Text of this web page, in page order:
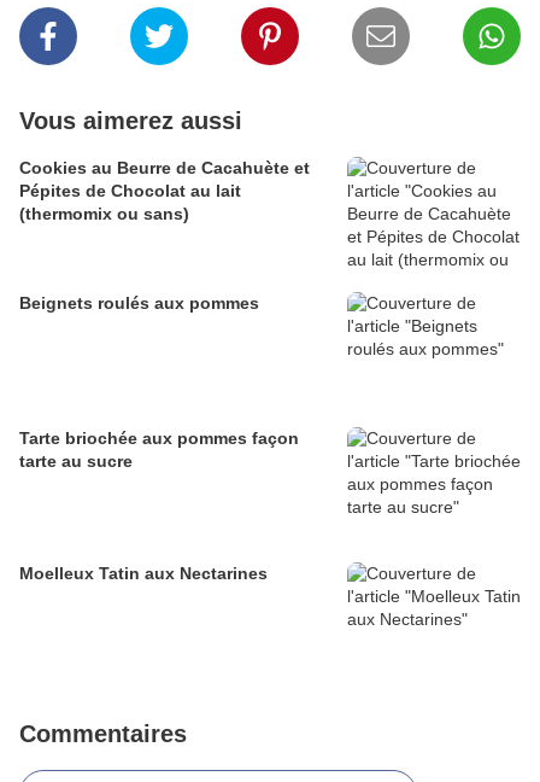
Vous aimerez aussi
Cookies au Beurre de Cacahuète et
Pépites de Chocolat au lait
(thermomix ou sans)
Beignets roulés aux pommes
Tarte briochée aux pommes façon
tarte au sucre
Moelleux Tatin aux Nectarines
Commentaires